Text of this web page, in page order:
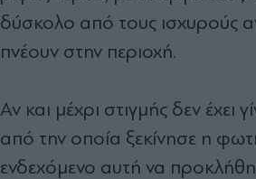
δύσκολο από τους ισχυρούς
πνέουν στην περιοχή.
Αν και μέχρι στιγμής δεν έχει
από την οποία ξεκίνησε η
ενδεχόμενο αυτή να